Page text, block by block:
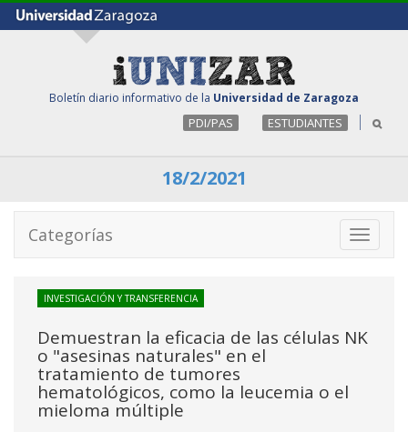
Boletín diario informativo de la Universidad de Zaragoza
PDI/PAS ESTUDIANTES
18/2/2021
Toggle
Categorías
INVESTIGACIÓN Y TRANSFERENCIA
Demuestran la eficacia de las células NK
o "asesinas naturales" en el
tratamiento de tumores
hematológicos, como la leucemia o el
mieloma múltiple